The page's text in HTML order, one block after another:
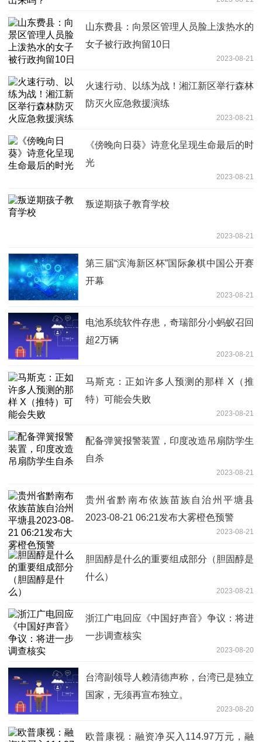
山东费县：向景区管理人员脸上泼热水的
女子被行政拘留10日
2023-08-21
火速行动、以练为战！湘江新区举行森林
防灭火应急救援演练
2023-08-21
《傍晚向日葵》诗意化呈现生命最后的时
光
2023-08-21
叛逆期孩子教育学校
2023-08-21
第三届“滨海新区杯”国际象棋中国公开赛
开幕
2023-08-21
电池系统软件存患，奇瑞部分小蚂蚁召回
超2万辆
2023-08-21
马斯克：正如许多人预测的那样 X（推
特）可能会失败
2023-08-21
配备弹簧报警装置，印度改造吊扇防学生
自杀
2023-08-21
贵州省黔南布依族苗族自治州平塘县
2023-08-21 06:21发布大雾橙色预警
2023-08-21
胆固醇是什么的重要组成部分（胆固醇是
什么）
2023-08-21
浙江广电回应《中国好声音》争议：将进
一步调查核实
2023-08-20
台湾副领导人赖清德声称，台湾已是独立
国家，无须再宣布独立。
2023-08-20
欧普康视：融资净买入114.97万元，融